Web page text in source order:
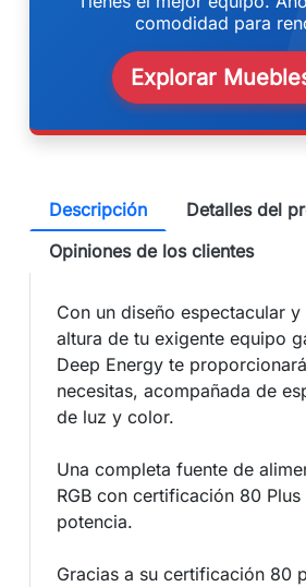
comodidad para
Explorar
Descripción
Detalles del
Opiniones de los clientes
Con un diseño espectacular
altura de tu exigente equipo
Deep Energy te
necesitas, acompañada de
de luz y color.
Una completa fuente de
RGB con certificación 80
potencia.
Gracias a su certificación 80